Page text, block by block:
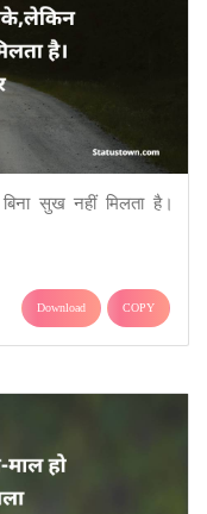
सुख नहीं मिलता है।
Download COPY